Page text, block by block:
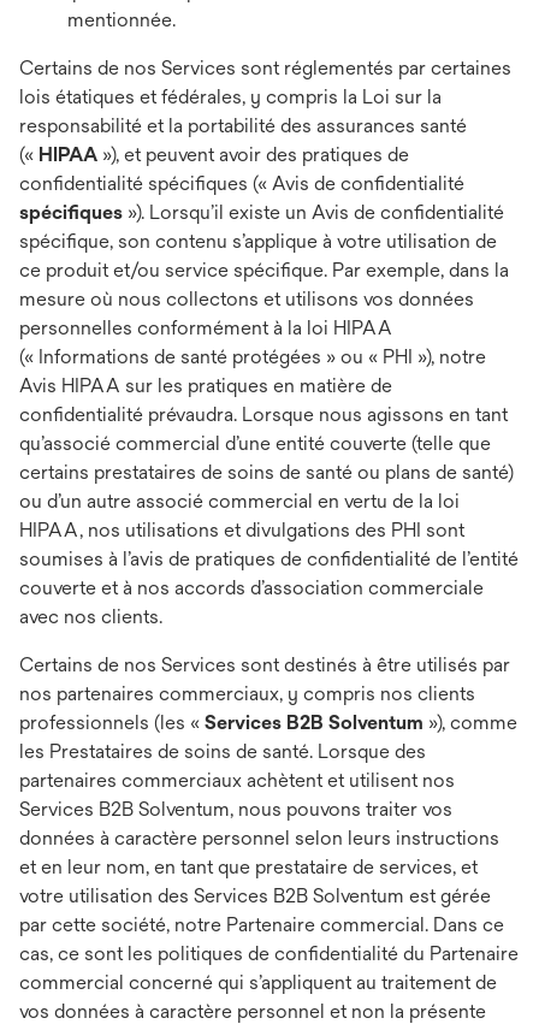
mentionnée.
Certains de nos Services sont réglementés par certaines
lois étatiques et fédérales, y compris la Loi sur la
responsabilité et la portabilité des assurances santé
(« HIPAA »), et peuvent avoir des pratiques de
confidentialité spécifiques (« Avis de confidentialité
spécifiques »). Lorsqu’il existe un Avis de confidentialité
spécifique, son contenu s’applique à votre utilisation de
ce produit et/ou service spécifique. Par exemple, dans la
mesure où nous collectons et utilisons vos données
personnelles conformément à la loi HIPAA
(« Informations de santé protégées » ou « PHI »), notre
Avis HIPAA sur les pratiques en matière de
confidentialité prévaudra. Lorsque nous agissons en tant
qu’associé commercial d’une entité couverte (telle que
certains prestataires de soins de santé ou plans de santé)
ou d’un autre associé commercial en vertu de la loi
HIPAA, nos utilisations et divulgations des PHI sont
soumises à l’avis de pratiques de confidentialité de l’entité
couverte et à nos accords d’association commerciale
avec nos clients.
Certains de nos Services sont destinés à être utilisés par
nos partenaires commerciaux, y compris nos clients
professionnels (les « Services B2B Solventum »), comme
les Prestataires de soins de santé. Lorsque des
partenaires commerciaux achètent et utilisent nos
Services B2B Solventum, nous pouvons traiter vos
données à caractère personnel selon leurs instructions
et en leur nom, en tant que prestataire de services, et
votre utilisation des Services B2B Solventum est gérée
par cette société, notre Partenaire commercial. Dans ce
cas, ce sont les politiques de confidentialité du Partenaire
commercial concerné qui s’appliquent au traitement de
vos données à caractère personnel et non la présente